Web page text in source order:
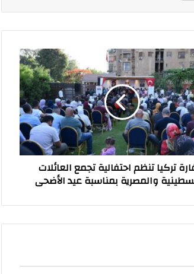
تركيا تنظم احتفالية تجمع العائلات
والمصرية بمناسبة عيد الأضحى